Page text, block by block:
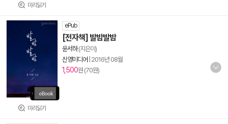
미리읽기
미리읽기
ePub
[전자책] 발밤발밤
윤서하(지은이)
신영미디어 2016년 08월
1,500원 (70원)